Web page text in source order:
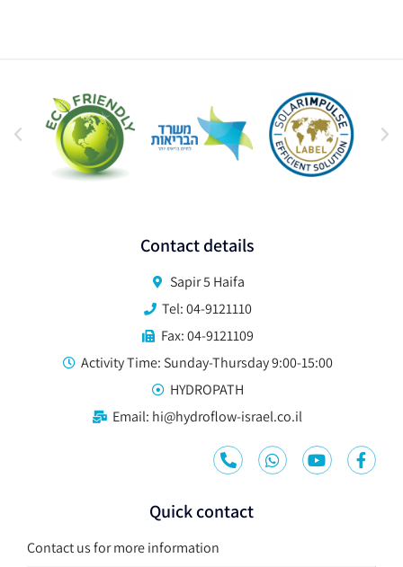
Contact details
Sapir 5 Haifa
Tel: 04-9121110
Fax: 04-9121109
Activity Time: Sunday-Thursday 9:00-15:00
HYDROPATH
Email: hi@hydroflow-israel.co.il
Quick contact
Contact us for more information